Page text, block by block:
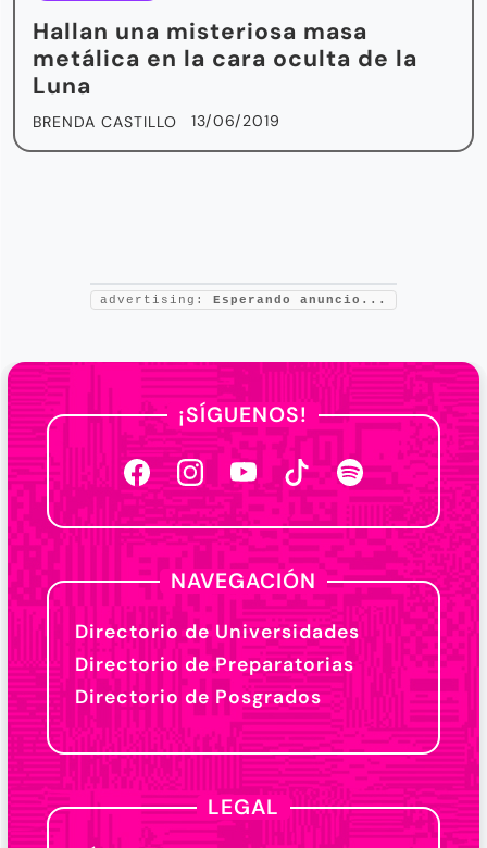
Hallan una misteriosa masa
metálica en la cara oculta de la
Luna
BRENDA CASTILLO 13/06/2019
advertising: Esperando anuncio...
¡SÍGUENOS!
NAVEGACIÓN
Directorio de Universidades
Directorio de Preparatorias
Directorio de Posgrados
LEGAL